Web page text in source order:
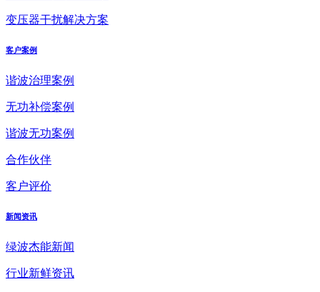
变压器干扰解决方案
客户案例
谐波治理案例
无功补偿案例
谐波无功案例
合作伙伴
客户评价
新闻资讯
绿波杰能新闻
行业新鲜资讯